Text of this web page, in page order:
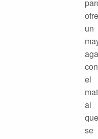
un
con
el
al
que
se